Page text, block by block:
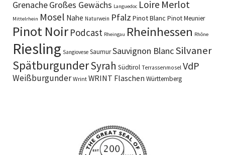
GrenacheGroßes Gewächs Languedoc Loire Merlot
Mittelrhein Mosel Nahe Naturwein Pfalz Pinot Blanc Pinot Meunier
Pinot Noir Podcast Rheingau Rheinhessen Rhône
Riesling Sangiovese SaumurSauvignon BlancSilvaner
SpätburgunderSyrah Südtirol Terrassenmosel VdP
Weißburgunder Wrint WRINT Flaschen Württemberg